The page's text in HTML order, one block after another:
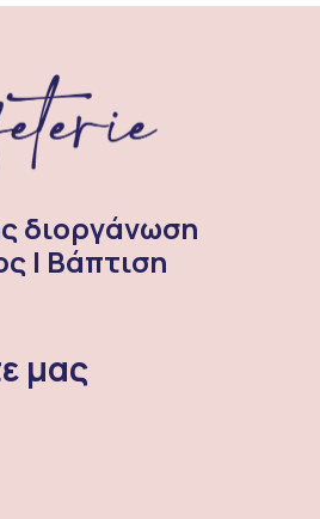
διοργάνωση
| Βάπτιση
μας